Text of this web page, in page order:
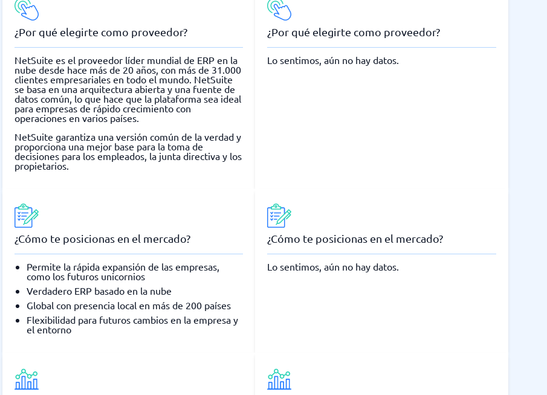
¿Por qué elegirte como proveedor?
NetSuite es el proveedor líder mundial de ERP en la
nube desde hace más de 20 años, con más de 31.000
clientes empresariales en todo el mundo. NetSuite
se basa en una arquitectura abierta y una fuente de
datos común, lo que hace que la plataforma sea ideal
para empresas de rápido crecimiento con
operaciones en varios países.
NetSuite garantiza una versión común de la verdad y
proporciona una mejor base para la toma de
decisiones para los empleados, la junta directiva y los
propietarios.
¿Por qué elegirte como proveedor?
Lo sentimos, aún no hay datos.
¿Cómo te posicionas en el mercado?
Permite la rápida expansión de las empresas,
como los futuros unicornios
Verdadero ERP basado en la nube
Global con presencia local en más de 200 países
Flexibilidad para futuros cambios en la empresa y
el entorno
¿Cómo te posicionas en el mercado?
Lo sentimos, aún no hay datos.